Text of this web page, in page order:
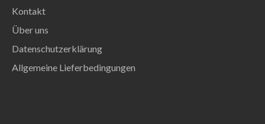
Kontakt
Über uns
Datenschutzerklärung
Allgemeine Lieferbedingungen